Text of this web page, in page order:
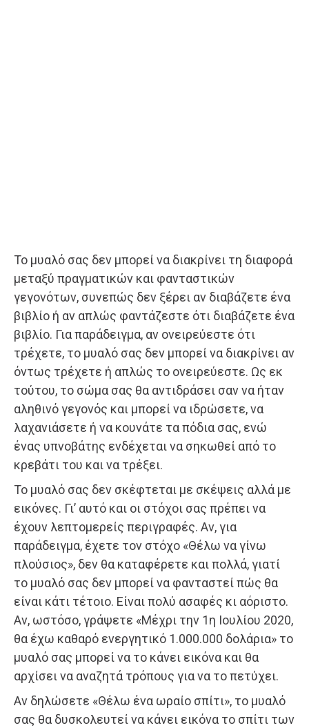
Το μυαλό σας δεν μπορεί να διακρίνει τη διαφορά
μεταξύ πραγματικών και φανταστικών
γεγονότων, συνεπώς δεν ξέρει αν διαβάζετε ένα
βιβλίο ή αν απλώς φαντάζεστε ότι διαβάζετε ένα
βιβλίο. Για παράδειγμα, αν ονειρεύεστε ότι
τρέχετε, το μυαλό σας δεν μπορεί να διακρίνει αν
όντως τρέχετε ή απλώς το ονειρεύεστε. Ως εκ
τούτου, το σώμα σας θα αντιδράσει σαν να ήταν
αληθινό γεγονός και μπορεί να ιδρώσετε, να
λαχανιάσετε ή να κουνάτε τα πόδια σας, ενώ
ένας υπνοβάτης ενδέχεται να σηκωθεί από το
κρεβάτι του και να τρέξει.
Το μυαλό σας δεν σκέφτεται με σκέψεις αλλά με
εικόνες. Γι’ αυτό και οι στόχοι σας πρέπει να
έχουν λεπτομερείς περιγραφές. Αν, για
παράδειγμα, έχετε τον στόχο «Θέλω να γίνω
πλούσιος», δεν θα καταφέρετε και πολλά, γιατί
το μυαλό σας δεν μπορεί να φανταστεί πώς θα
είναι κάτι τέτοιο. Είναι πολύ ασαφές κι αόριστο.
Αν, ωστόσο, γράψετε «Μέχρι την 1η Ιουλίου 2020,
θα έχω καθαρό ενεργητικό 1.000.000 δολάρια» το
μυαλό σας μπορεί να το κάνει εικόνα και θα
αρχίσει να αναζητά τρόπους για να το πετύχει.
Αν δηλώσετε «Θέλω ένα ωραίο σπίτι», το μυαλό
σας θα δυσκολευτεί να κάνει εικόνα το σπίτι των